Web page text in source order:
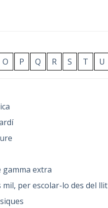
O P Q R S T U
gamma extra
mil, per escolar-lo des del llit